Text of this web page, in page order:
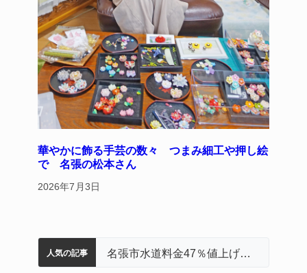
華やかに飾る手芸の数々 つまみ細工や押し絵
で 名張の松本さん
2026年7月3日
人気の記事 名張市水道料金47％値上げへ 答申案、審議会で大筋まとまる
器物損壊容疑で83歳女逮捕 伊賀署
中学校の陶壁モニュメント 地元建設会社がボランティアで清掃 伊賀
名張市立病院のDMAT、熊本地震の被災地へ 能登以来3回目の派遣
「息子が妊娠させた」母娘だまされ400万円詐欺被害 名張